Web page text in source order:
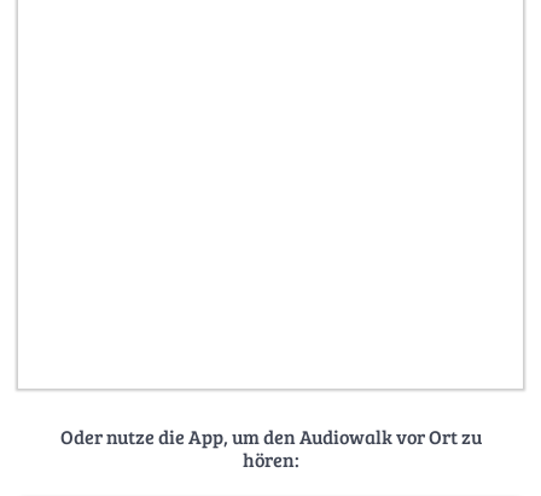
Oder nutze die App, um den Audiowalk vor Ort zu
hören: